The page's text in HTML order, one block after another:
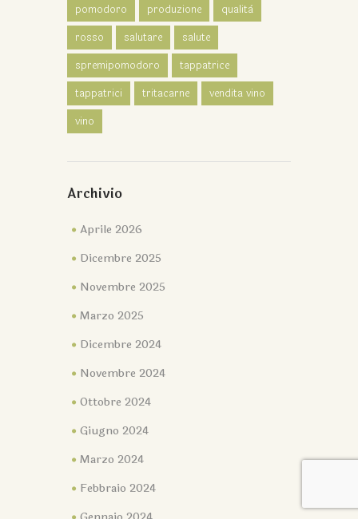
pomodoro
produzione
qualità
rosso
salutare
salute
spremipomodoro
tappatrice
tappatrici
tritacarne
vendita vino
vino
Archivio
Aprile 2026
Dicembre 2025
Novembre 2025
Marzo 2025
Dicembre 2024
Novembre 2024
Ottobre 2024
Giugno 2024
Marzo 2024
Febbraio 2024